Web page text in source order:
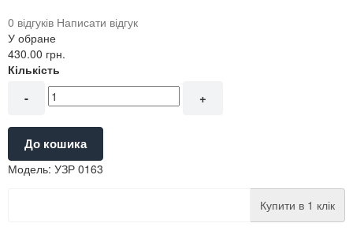
0 відгуків Написати відгук
У обране
430.00 грн.
Кількість
- +
До кошика
Модель: УЗР 0163
Купити в 1 клік